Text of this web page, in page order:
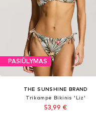
PASIŪLYMAS
THE SUNSHINE BRAND
Trikampė Bikinis 'Liz'
53,99 €